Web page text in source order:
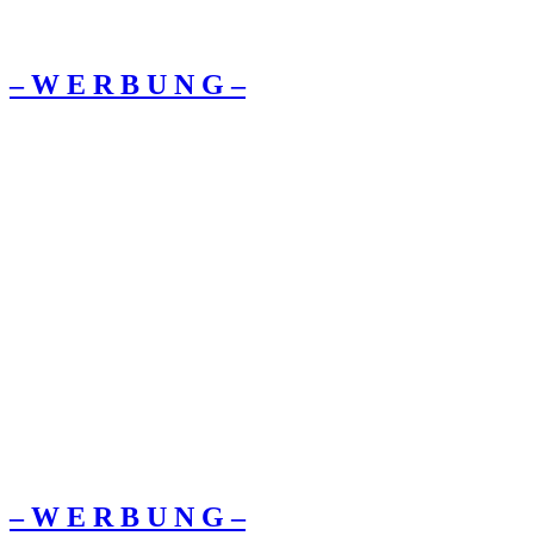
– W Ε R Β U Ν G –
– W Ε R Β U Ν G –